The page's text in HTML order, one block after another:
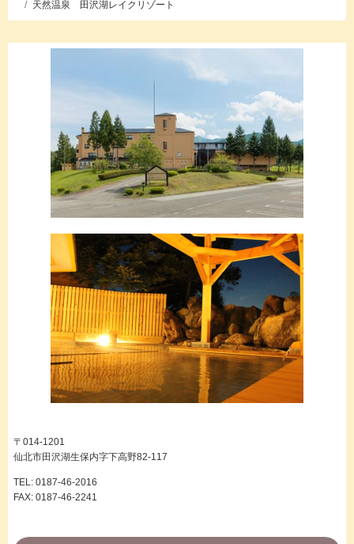
天然温泉 田沢湖レイクリゾート
〒014-1201
仙北市田沢湖生保内字下高野82-117
TEL: 0187-46-2016
FAX: 0187-46-2241